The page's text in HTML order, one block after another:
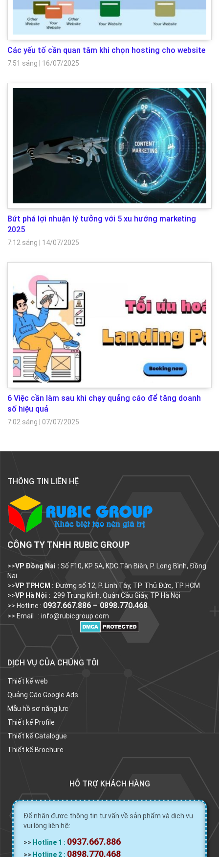
Các yếu tố cần quan tâm khi chọn hosting cho website
7:51 sáng 16/07/2025
Bứt phá lợi nhuận lý tưởng với 5 xu hướng marketing
2025
7:12 sáng 14/07/2025
6 Việc cần làm sau khi chạy quảng cáo để tăng doanh
số hiệu quả
7:02 sáng 07/07/2025
THÔNG TIN LIÊN HỆ
CÔNG TY TNHH RUBIC GROUP
>>VP Đồng Nai : Số F10, KP 5A, KDC Tân Biên, P. Long Bình, Đồng
Nai
>>VP TPHCM : Đường số 12, P. Linh Tây, TP. Thủ Đức, TP HCM
>>VP Hà Nội : 299 Trung Kính, Quận Cầu Giấy, TP Hà Nội
>> Hotline : 0937.667.886 – 0898.770.468
>> Email : info@rubicgroup.com
DỊCH VỤ CỦA CHÚNG TÔI
Thiết kế web
Quảng Cáo Google Ads
Mẫu hồ sơ năng lực
Thiết kế Profile
Thiết kế Catalogue
Thiết kế Brochure
HỖ TRỢ KHÁCH HÀNG
Để nhận được thông tin tư vấn về sản phẩm và dịch vụ
vui lòng liên hệ:
>> Hotline 1 : 0937.667.886
>> Hotline 2 : 0898.770.468